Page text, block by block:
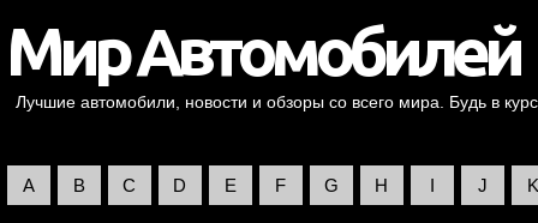
Лучшие автомобили, новости и обзоры со всего мира. Будь в
A B C D E F G H I J K